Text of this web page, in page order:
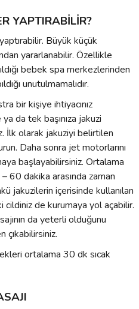
YAPTIRABİLİR?
Büyük küçük
yararlanabilir. Özellikle
bebek spa merkezlerinden
unutulmamalıdır.
bir kişiye ihtiyacınız
da tek başınıza jakuzi
İlk olarak jakuziyi belirtilen
Daha sonra jet motorlarını
başlayabilirsiniz. Ortalama
60 dakika arasında zaman
jakuzilerin içerisinde kullanılan
cildiniz de kurumaya yol açabilir.
da yeterli olduğunu
çıkabilirsiniz.
ortalama 30 dk sıcak